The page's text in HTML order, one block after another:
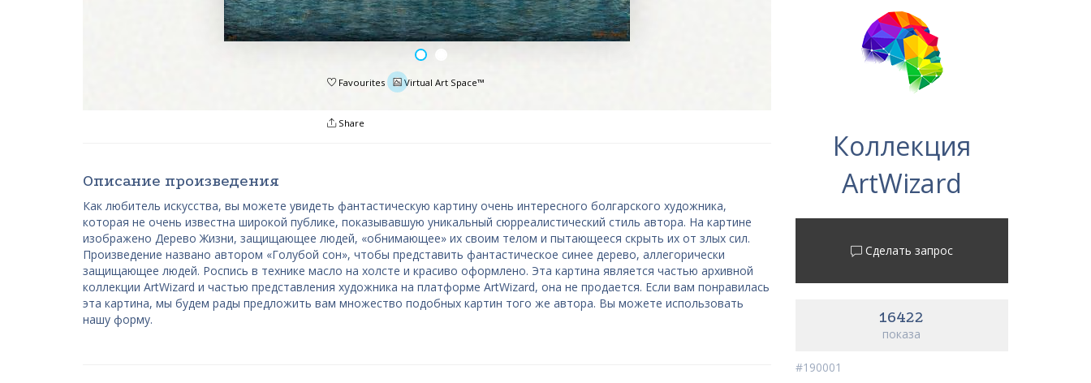
Favourites Virtual Art Space™
Share
Описание произведения
Как любитель искусства, вы можете увидеть фантастическую картину очень интересного болгарского художника,
которая не очень известна широкой публике, показывавшую уникальный сюрреалистический стиль автора. На картине
изображено Дерево Жизни, защищающее людей, «обнимающее» их своим телом и пытающееся скрыть их от злых сил.
Произведение названо автором «Голубой сон», чтобы представить фантастическое синее дерево, аллегорически
защищающее людей. Роспись в технике масло на холсте и красиво оформлено. Эта картина является частью архивной
коллекции ArtWizard и частью представления художника на платформе ArtWizard, она не продается. Если вам понравилась
эта картина, мы будем рады предложить вам множество подобных картин того же автора. Вы можете использовать
нашу форму.
Коллекция
ArtWizard
Сделать запрос
16422
показа
#190001